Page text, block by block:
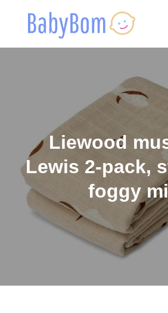
Liewood
Lewis 2-pack,
foggy